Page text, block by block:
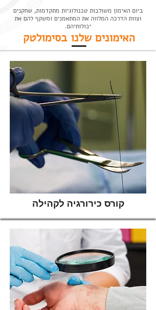
ביום האימון משולבות טכנולוגיות מתקדמות, שחקנים
וצוות הדרכה המלווה את המתאמנים ומשקף להם את
יכולותיהם.
האימונים שלנו בסימולטק
קורס כירורגיה לקהילה